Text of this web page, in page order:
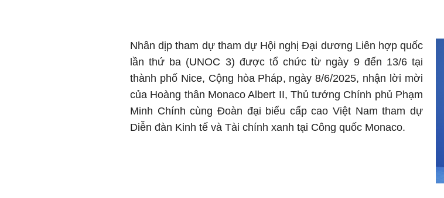
Nhân dịp tham dự tham dự Hội nghị Đại dương Liên hợp quốc
lần thứ ba (UNOC 3) được tổ chức từ ngày 9 đến 13/6 tại
thành phố Nice, Cộng hòa Pháp, ngày 8/6/2025, nhận lời mời
của Hoàng thân Monaco Albert II, Thủ tướng Chính phủ Phạm
Minh Chính cùng Đoàn đại biểu cấp cao Việt Nam tham dự
Diễn đàn Kinh tế và Tài chính xanh tại Công quốc Monaco.